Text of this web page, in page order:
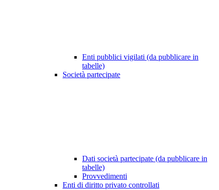
Enti pubblici vigilati (da pubblicare in
tabelle)
Società partecipate
Dati società partecipate (da pubblicare in
tabelle)
Provvedimenti
Enti di diritto privato controllati